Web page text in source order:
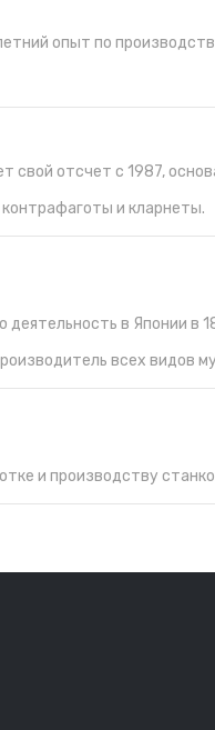
опыт по
свой отсчет с 1987,
и кларнеты.
в Японии в
всех видов
и производству